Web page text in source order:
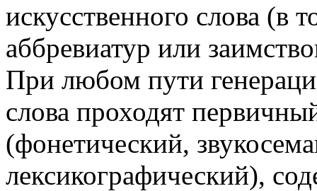
искусственного слова (в
аббревиатур или
При любом пути
слова проходят
(фонетический,
лексикографический),